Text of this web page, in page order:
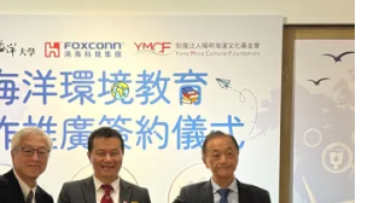
填海造陸14.5公頃，引起關心生態及港
。17日會議共77位民眾登記旁聽，原本
召開，因釐清民眾發言議題，10點才正
時，將近60名民眾於下午2點全數發言完
安全、港埠營運及海洋生態三議題的討
陳昭倫：消波塊長出「半殘」生態系反
院生物多樣性中心研究員陳昭倫擔任海